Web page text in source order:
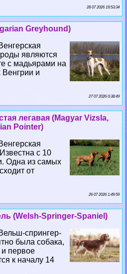
28 07 2026 19:53:34
Greyhound)
являются
с мадьярами на
и
27 07 2026 0:38:49
легавая (Magyar Vizsla,
Pointer)
с 10
Одна из самых
от
26 07 2026 1:49:59
(Welsh-Springer-Spaniel)
спрингер-
была собака,
и первое
к началу 14